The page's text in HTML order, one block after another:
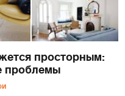
просторным:
проблемы